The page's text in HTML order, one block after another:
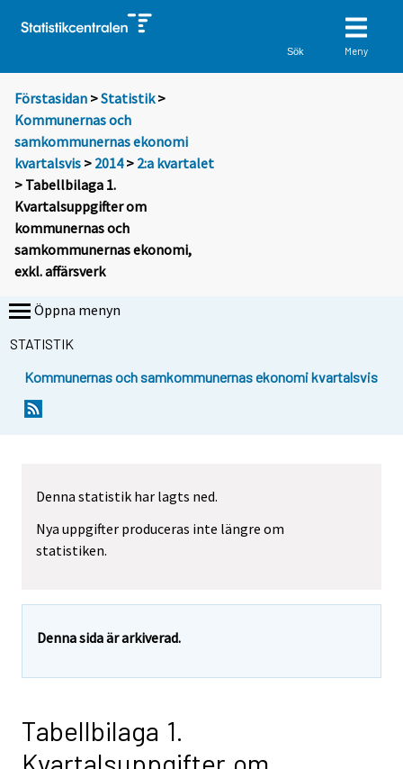
Sök Meny
Förstasidan >Statistik >
Kommunernas och
samkommunernas ekonomi
kvartalsvis > 2014> 2:a kvartalet
> Tabellbilaga 1.
Kvartalsuppgifter om
kommunernas och
samkommunernas ekonomi,
exkl. affärsverk
Öppna menyn
STATISTIK
Kommunernas och samkommunernas ekonomi kvartalsvis
Denna statistik har lagts ned.
Nya uppgifter produceras inte längre om
statistiken.
Denna sida är arkiverad.
Tabellbilaga 1.